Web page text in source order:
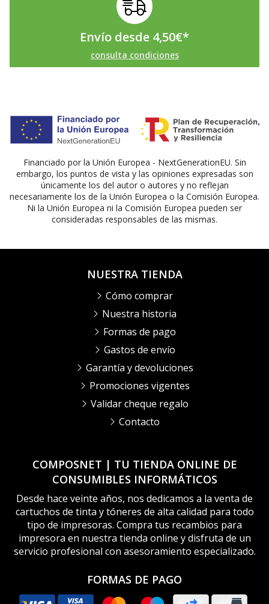
Envío desde 4,50€*
consulta condiciones
Financiado por la Unión Europea - NextGenerationEU. Sin
embargo, los puntos de vista y las opiniones expresadas son
únicamente los del autor o autores y no reflejan
necesariamente los de la Unión Europea o la Comisión Europea.
Ni la Unión Europea ni la Comisión Europea pueden ser
consideradas responsables de las mismas.
COMPOSNET | TU TIENDA ONLINE DE
CONSUMIBLES INFORMÁTICOS
Desde hace veinte años, nos dedicamos a la venta de
cartuchos de tinta y tóneres de alta calidad para todo
tipo de impresoras. Compra tus recambios para
impresora en nuestra tienda online y disfruta de un
servicio profesional con asesoramiento especializado.
FORMAS DE PAGO
NUESTRA TIENDA
Cómo comprar
Nuestra historia
Formas de pago
Gastos de envío
Garantía y devoluciones
Promociones vigentes
Validar cheque regalo
Contacto